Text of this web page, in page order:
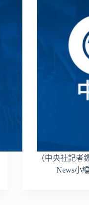
（中央社記
News小編